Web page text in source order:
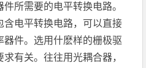
所需要的电平转换电路。
含电平转换电路，可以直接
件。选用什麽样的栅极驱
有关。往往用光耦合器，